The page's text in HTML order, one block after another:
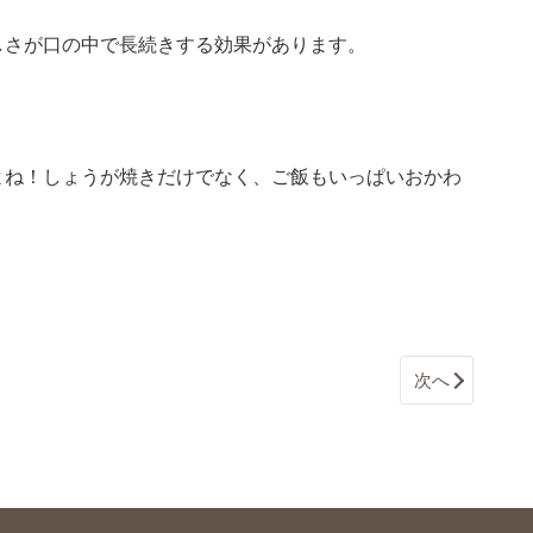
が口の中で長続きする効果があります。
！しょうが焼きだけでなく、ご飯もいっぱいおかわ
次へ